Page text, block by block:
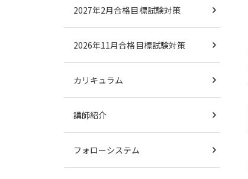
2027年2月合格目標試験対策
2026年11月合格目標試験対策
カリキュラム
講師紹介
フォローシステム